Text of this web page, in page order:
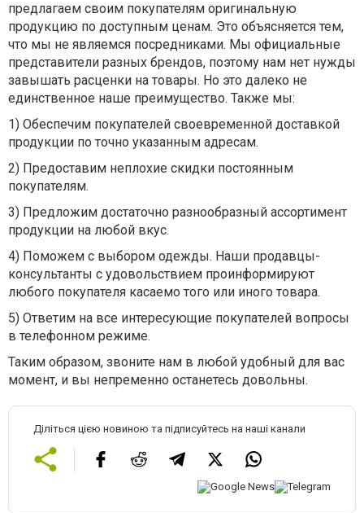
предлагаем своим покупателям оригинальную
продукцию по доступным ценам. Это объясняется тем,
что мы не являемся посредниками. Мы официальные
представители разных брендов, поэтому нам нет нужды
завышать расценки на товары. Но это далеко не
единственное наше преимущество. Также мы:
1) Обеспечим покупателей своевременной доставкой
продукции по точно указанным адресам.
2) Предоставим неплохие скидки постоянным
покупателям.
3) Предложим достаточно разнообразный ассортимент
продукции на любой вкус.
4) Поможем с выбором одежды. Наши продавцы-
консультанты с удовольствием проинформируют
любого покупателя касаемо того или иного товара.
5) Ответим на все интересующие покупателей вопросы
в телефонном режиме.
Таким образом, звоните нам в любой удобный для вас
момент, и вы непременно останетесь довольны.
Діліться цією новиною та підписуйтесь на наші канали